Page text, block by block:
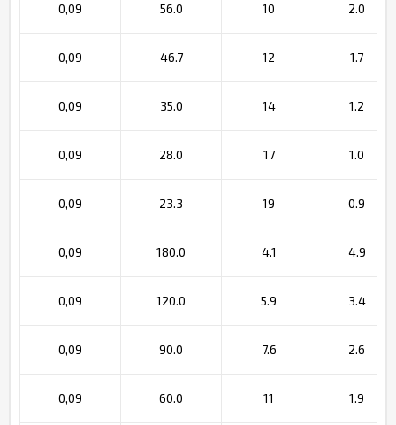
0,09 56.0 10 2.0
0,09 46.7 12 1.7
0,09 35.0 14 1.2
0,09 28.0 17 1.0
0,09 23.3 19 0.9
0,09 180.0 4.1 4.9
0,09 120.0 5.9 3.4
0,09 90.0 7.6 2.6
0,09 60.0 11 1.9